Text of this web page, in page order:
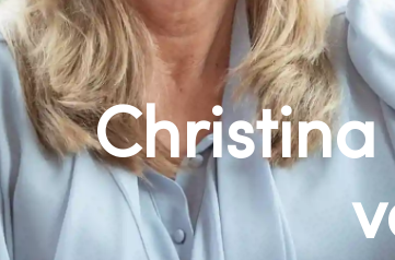
Christina